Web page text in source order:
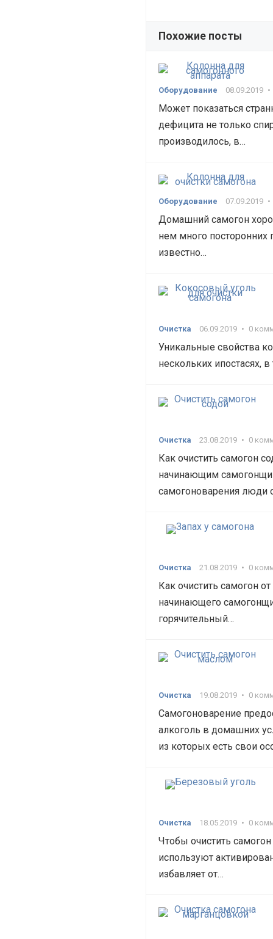
Похожие посты
Оборудование 08.09.2019 •
Может показаться
дефицита не только
производилось, в…
Оборудование 07.09.2019 •
Домашний самогон
нем много
известно…
Очистка 06.09.2019 • 0
Уникальные свойства
нескольких ипостасях,
Очистка 23.08.2019 • 0
Как очистить самогон
начинающим
самогоноварения люди
Очистка 21.08.2019 • 0
Как очистить самогон
начинающего
горячительный…
Очистка 19.08.2019 • 0
Самогоноварение
алкоголь в домашних
из которых есть свои
Очистка 18.05.2019 • 0
Чтобы очистить
используют
избавляет от…